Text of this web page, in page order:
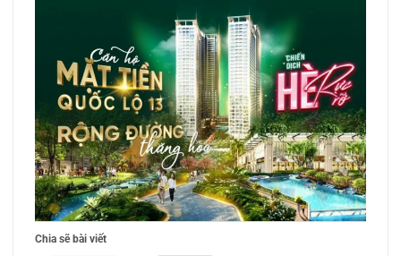
Chia sẽ bài viết